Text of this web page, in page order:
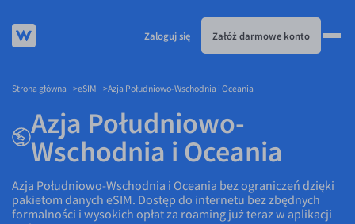
Kursy walut
EUR/PLN
USD/PLN
CHF/PLN
KARTA WIELOWALUTOWA
Karta wielowalutowa
Visa Benefit
PRZELEWY ZAGRANICZNE
ESIM
DLA FIRM
Zaloguj się Załóż darmowe konto
Strona główna eSIM Azja Południowo-Wschodnia i Oceania
Azja Południowo-
Wschodnia i Oceania
Azja Południowo-Wschodnia i Oceania bez ograniczeń dzięki
pakietom danych eSIM. Dostęp do internetu bez zbędnych
formalności i wysokich opłat za roaming już teraz w aplikacji